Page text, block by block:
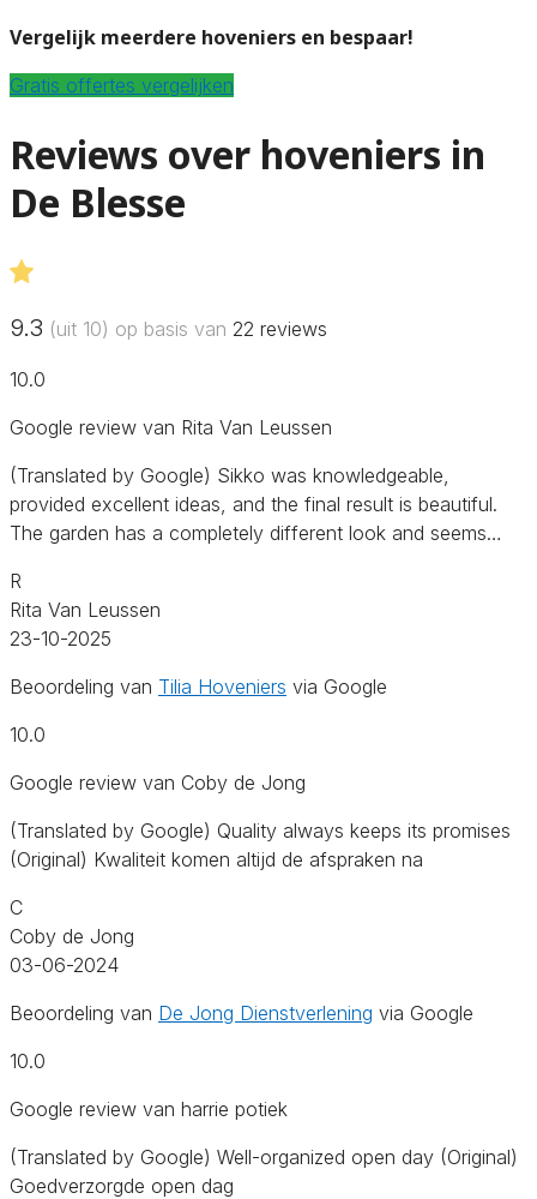
Vergelijk meerdere hoveniers en bespaar!
Gratis offertes vergelijken
Reviews over hoveniers in
De Blesse
9.3 (uit 10) op basis van 22 reviews
10.0
Google review van Rita Van Leussen
(Translated by Google) Sikko was knowledgeable,
provided excellent ideas, and the final result is beautiful.
The garden has a completely different look and seems…
R
Rita Van Leussen
23-10-2025
Beoordeling van Tilia Hoveniers via Google
10.0
Google review van Coby de Jong
(Translated by Google) Quality always keeps its promises
(Original) Kwaliteit komen altijd de afspraken na
C
Coby de Jong
03-06-2024
Beoordeling van De Jong Dienstverlening via Google
10.0
Google review van harrie potiek
(Translated by Google) Well-organized open day (Original)
Goedverzorgde open dag